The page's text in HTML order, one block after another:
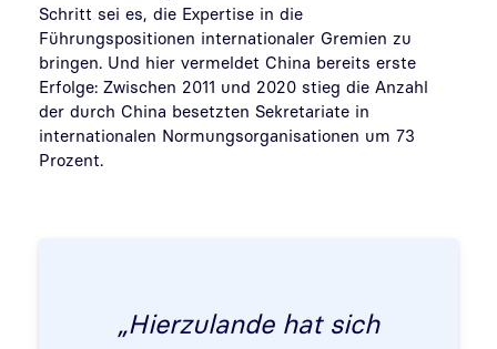
Schritt sei es, die Expertise in die
Führungspositionen internationaler Gremien zu
bringen. Und hier vermeldet China bereits erste
Erfolge: Zwischen 2011 und 2020 stieg die Anzahl
der durch China besetzten Sekretariate in
internationalen Normungsorganisationen um 73
Prozent.
„Hierzulande hat sich